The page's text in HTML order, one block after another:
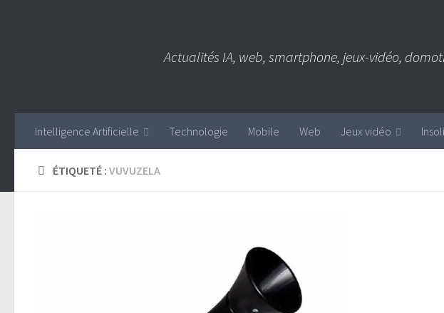
Actualités IA, web, smartphone, jeux-vidéo,
Intelligence Artificielle Technologie Mobile Web Jeux vidéo
ÉTIQUETÉ : VUVUZELA